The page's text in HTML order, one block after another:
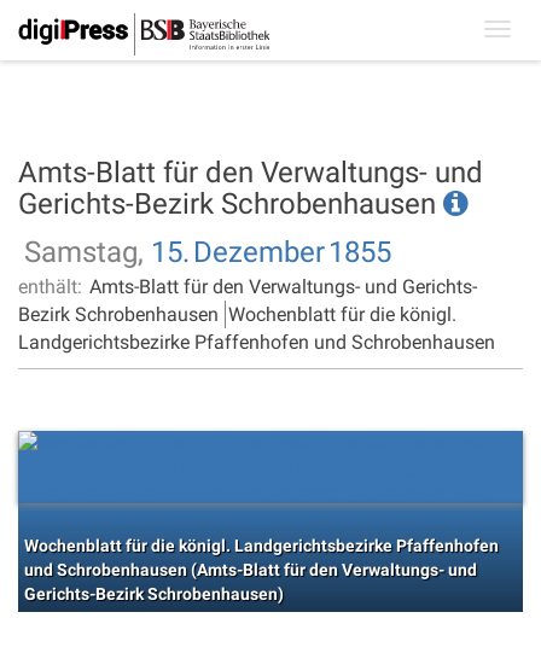
Amts-Blatt für den Verwaltungs- und
Gerichts-Bezirk Schrobenhausen
Samstag, 15. Dezember1855
enthält: Amts-Blatt für den Verwaltungs- und Gerichts-
Bezirk Schrobenhausen Wochenblatt für die königl.
Landgerichtsbezirke Pfaffenhofen und Schrobenhausen
Wochenblatt für die königl. Landgerichtsbezirke Pfaffenhofen
und Schrobenhausen (Amts-Blatt für den Verwaltungs- und
Gerichts-Bezirk Schrobenhausen)